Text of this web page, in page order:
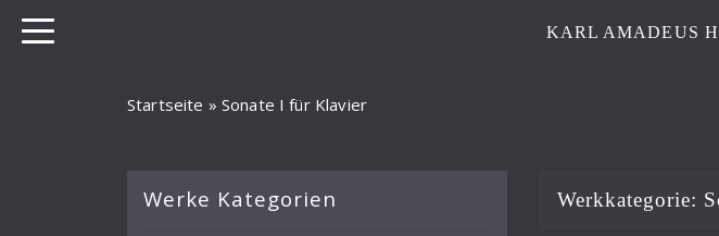
KARL AMADEUS
Startseite » Sonate I für Klavier
Werke Kategorien Werkkategorie: